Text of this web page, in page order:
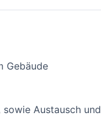
Gebäude
Austausch und